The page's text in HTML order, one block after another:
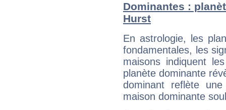
Dominantes :
Hurst
En astrologie, les
fondamentales, les
maisons indiquent
planète dominante
dominant reflète
maison dominante